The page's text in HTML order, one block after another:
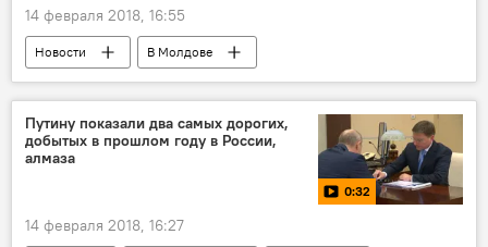
14 февраля 2018, 16:55
Новости
В Молдове
Происшествия
Кишинев
Республика Молдова
Национальный антикоррупционный центр
взятка
Путину показали два самых дорогих,
добытых в прошлом году в России,
алмаза
0:32
14 февраля 2018, 16:27